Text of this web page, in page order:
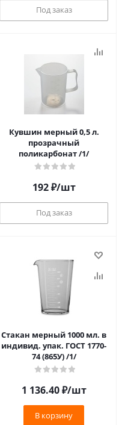
Под заказ
Кувшин мерный 0,5 л.
прозрачный
поликарбонат /1/
192₽/шт
Под заказ
Стакан мерный 1000 мл. в
индивид. упак. ГОСТ 1770-
74 (865У) /1/
1 136.40₽/шт
В корзину